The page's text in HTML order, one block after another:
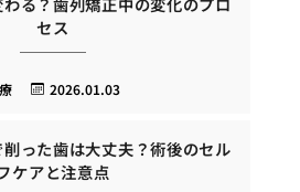
セス
2026.01.03
った歯は大丈夫？術後のセル
ケアと注意点